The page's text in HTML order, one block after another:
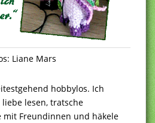
Liane Mars
hobbylos. Ich
lesen, tratsche
Freundinnen und häkele